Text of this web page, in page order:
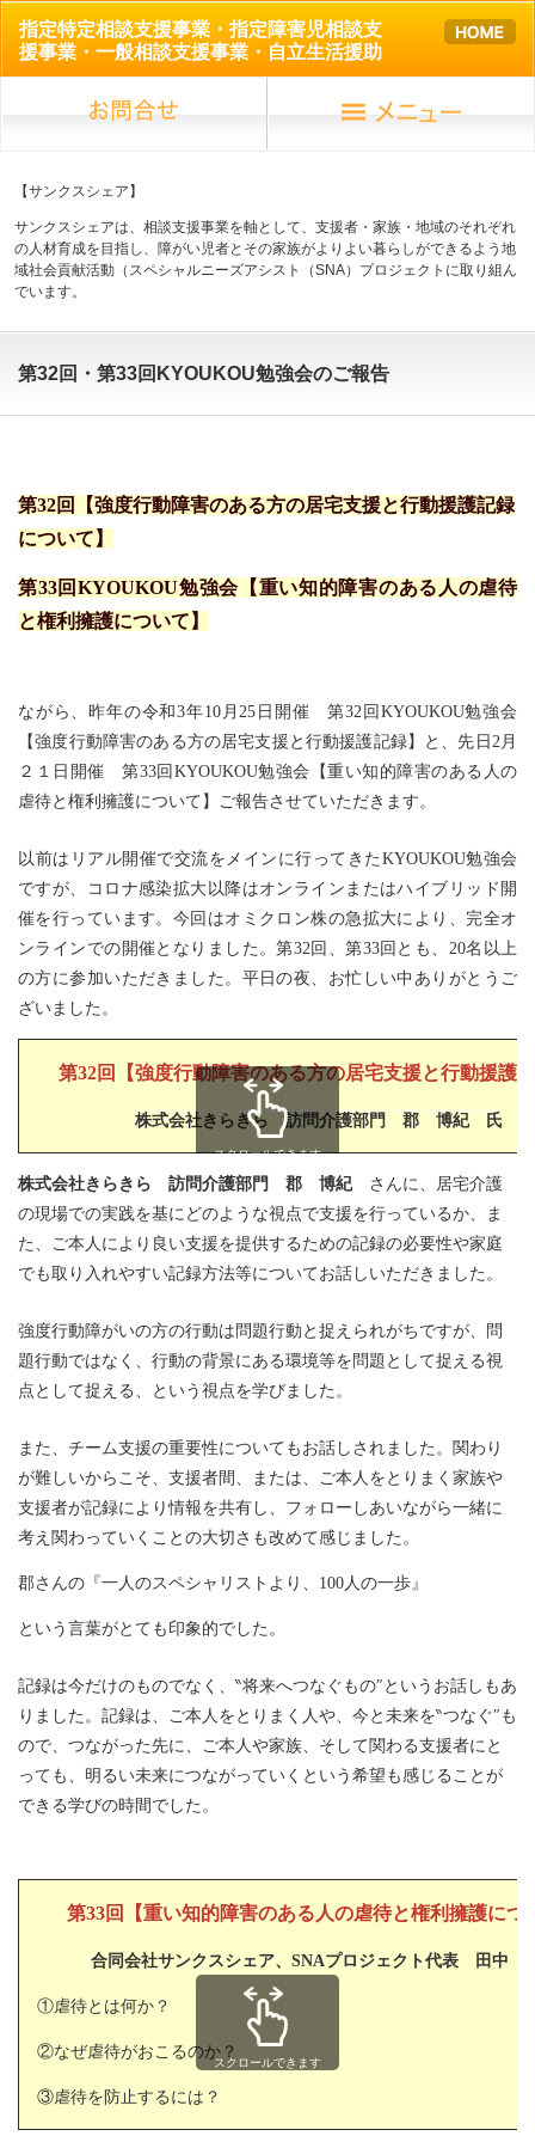
指定特定相談支援事業・指定障害児相談支
援事業・一般相談支援事業・自立生活援助
【サンクスシェア】
サンクスシェアは、相談支援事業を軸として、支援者・家族・地域のそれぞれ
の人材育成を目指し、障がい児者とその家族がよりよい暮らしができるよう地
域社会貢献活動（スペシャルニーズアシスト（SNA）プロジェクトに取り組ん
でいます。
第32回・第33回KYOUKOU勉強会のご報告
第32回【強度行動障害のある方の居宅支援と行動援護記録
について】
第33回KYOUKOU勉強会【重い知的障害のある人の虐待
と権利擁護について】
ながら、昨年の令和3年10月25日開催 第32回KYOUKOU勉強会
【強度行動障害のある方の居宅支援と行動援護記録】と、先日2月
２１日開催 第33回KYOUKOU勉強会【重い知的障害のある人の
虐待と権利擁護について】ご報告させていただきます。
以前はリアル開催で交流をメインに行ってきたKYOUKOU勉強会
ですが、コロナ感染拡大以降はオンラインまたはハイブリッド開
催を行っています。今回はオミクロン株の急拡大により、完全オ
ンラインでの開催となりました。第32回、第33回とも、20名以上
の方に参加いただきました。平日の夜、お忙しい中ありがとうご
ざいました。
第32回【強度行動障害のある方の居宅支援と行動援護
株式会社きらきら 訪問介護部門 郡 博紀 氏
スクロールできます
株式会社きらきら 訪問介護部門 郡 博紀 さんに、居宅介護
の現場での実践を基にどのような視点で支援を行っているか、ま
た、ご本人により良い支援を提供するための記録の必要性や家庭
でも取り入れやすい記録方法等についてお話しいただきました。
強度行動障がいの方の行動は問題行動と捉えられがちですが、問
題行動ではなく、行動の背景にある環境等を問題として捉える視
点として捉える、という視点を学びました。
また、チーム支援の重要性についてもお話しされました。関わり
が難しいからこそ、支援者間、または、ご本人をとりまく家族や
支援者が記録により情報を共有し、フォローしあいながら一緒に
考え関わっていくことの大切さも改めて感じました。
郡さんの『一人のスペシャリストより、100人の一歩』
という言葉がとても印象的でした。
記録は今だけのものでなく、‶将来へつなぐもの″というお話しもあ
りました。記録は、ご本人をとりまく人や、今と未来を‶つなぐ″も
ので、つながった先に、ご本人や家族、そして関わる支援者にと
っても、明るい未来につながっていくという希望も感じることが
できる学びの時間でした。
第33回【重い知的障害のある人の虐待と権利擁護につ
合同会社サンクスシェア、SNAプロジェクト代表 田
①虐待とは何か？
②なぜ虐待がおこるのか？
③虐待を防止するには？
スクロールできます